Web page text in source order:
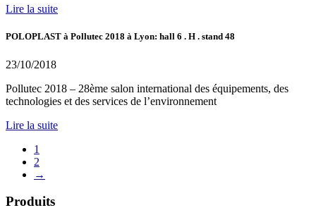
Lire la suite
POLOPLAST à Pollutec 2018 à Lyon: hall 6 . H . stand 48
23/10/2018
Pollutec 2018 – 28ème salon international des équipements, des
technologies et des services de l’environnement
Lire la suite
1
2
→
Produits